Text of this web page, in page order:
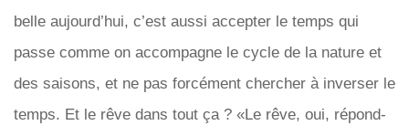
belle aujourd’hui, c’est aussi accepter le temps qui
passe comme on accompagne le cycle de la nature et
des saisons, et ne pas forcément chercher à inverser le
temps. Et le rêve dans tout ça ? «Le rêve, oui, répond-